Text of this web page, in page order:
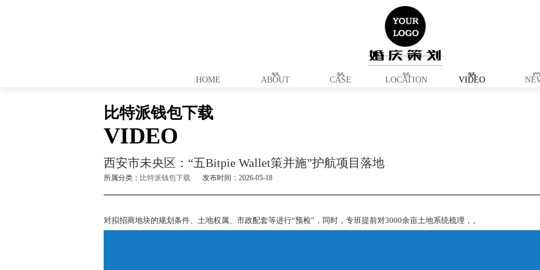
HOME
ABOUT
载
CASE
载
LOCATION
BITPIE官网下
载
VIDEO
载
网
比特派钱包下载
VIDEO
西安市未央区：“五Bitpie Wallet策并施”护航项目落地
所属分类： 比特派钱包下载 发布时间：2026-05-18
对拟招商地块的规划条件、土地权属、市政配套等进行“预检”，同时，专班提前对3000余亩土地系统梳理，。